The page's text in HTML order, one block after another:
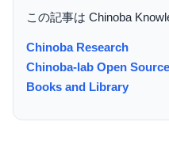
この記事は Chinoba
Chinoba Research
Chinoba-lab Open Source
Books and Library